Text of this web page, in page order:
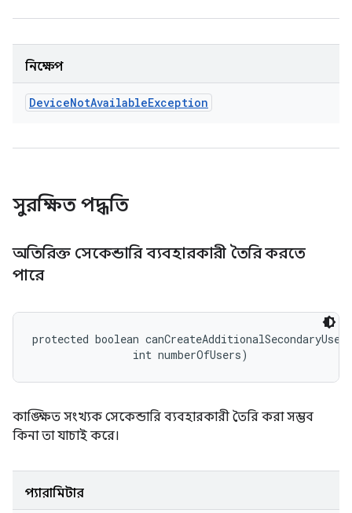
নিক্ষেপ
DeviceNotAvailableException
সুরক্ষিত পদ্ধতি
অতিরিক্ত সেকেন্ডারি ব্যবহারকারী তৈরি করতে
পারে
protected boolean
                int numberOfUsers)
কাঙ্ক্ষিত সংখ্যক সেকেন্ডারি ব্যবহারকারী তৈরি করা সম্ভব
কিনা তা যাচাই করে।
প্যারামিটার